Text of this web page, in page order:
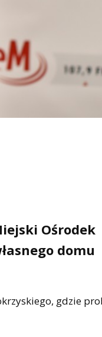
Ośrodek
domu
gdzie